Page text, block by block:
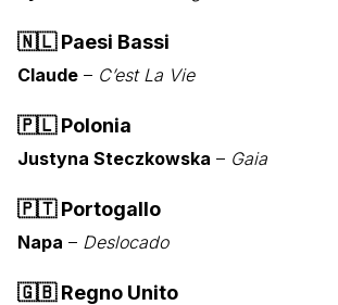
🇳🇱Paesi Bassi
Claude – C’est La Vie
🇵🇱Polonia
Justyna Steczkowska – Gaia
🇵🇹Portogallo
Napa – Deslocado
🇬🇧Regno Unito